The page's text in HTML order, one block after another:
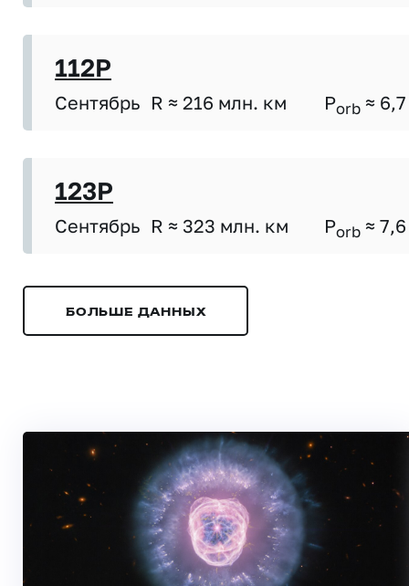
112P
Сентябрь R ≈ 216 млн. км Porb ≈ 6,7
123P
Сентябрь R ≈ 323 млн. км Porb ≈ 7,6
БОЛЬШЕ ДАННЫХ